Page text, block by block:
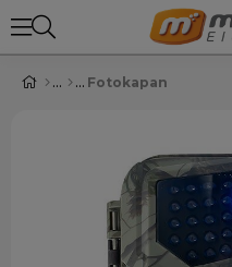
Fotokapan